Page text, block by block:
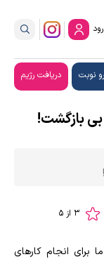
نوبت دریافت رژیم
بی بازگشت!
برای انجام کارهای